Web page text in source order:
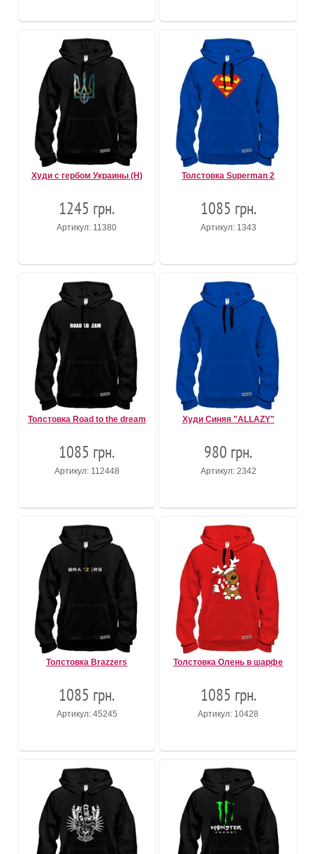
Худи с гербом Украины (Н)
1245 грн.
Артикул: 11380
Толстовка Superman 2
1085 грн.
Артикул: 1343
Толстовка Road to the dream
1085 грн.
Артикул: 112448
Худи Синяя "ALLAZY"
980 грн.
Артикул: 2342
Толстовка Brazzers
1085 грн.
Артикул: 45245
Толстовка Олень в шарфе
1085 грн.
Артикул: 10428